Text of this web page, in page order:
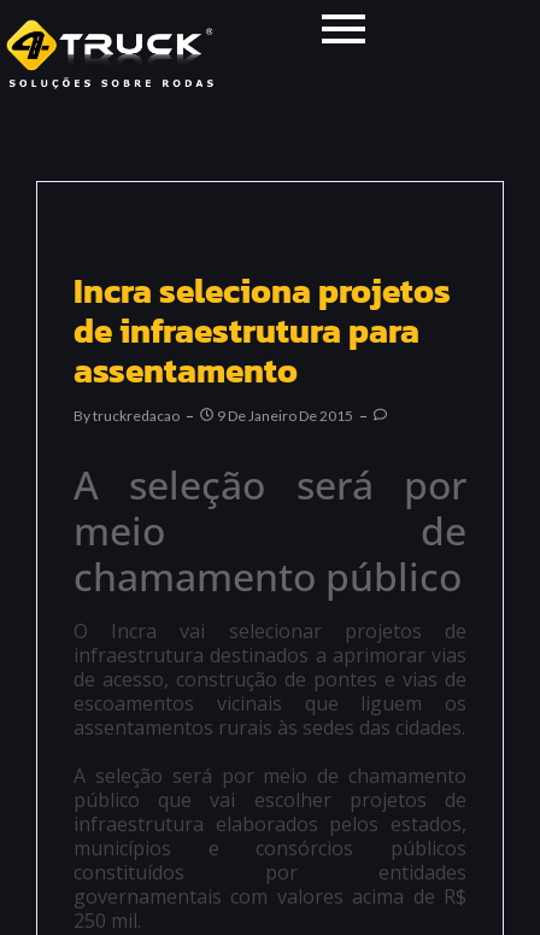
Incra seleciona projetos
de infraestrutura para
assentamento
ByTruckredacao 9 De Janeiro De 2015
A seleção será por
meio de
chamamento público
O Incra vai selecionar projetos de
infraestrutura destinados a aprimorar vias
de acesso, construção de pontes e vias de
escoamentos vicinais que liguem os
assentamentos rurais às sedes das cidades.
A seleção será por meio de chamamento
público que vai escolher projetos de
infraestrutura elaborados pelos estados,
municípios e consórcios públicos
constituídos por entidades
governamentais com valores acima de R$
250 mil.